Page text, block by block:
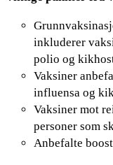
inkluderer
polio og
Vaksiner
influensa og
Vaksiner mot
personer som
Anbefalte